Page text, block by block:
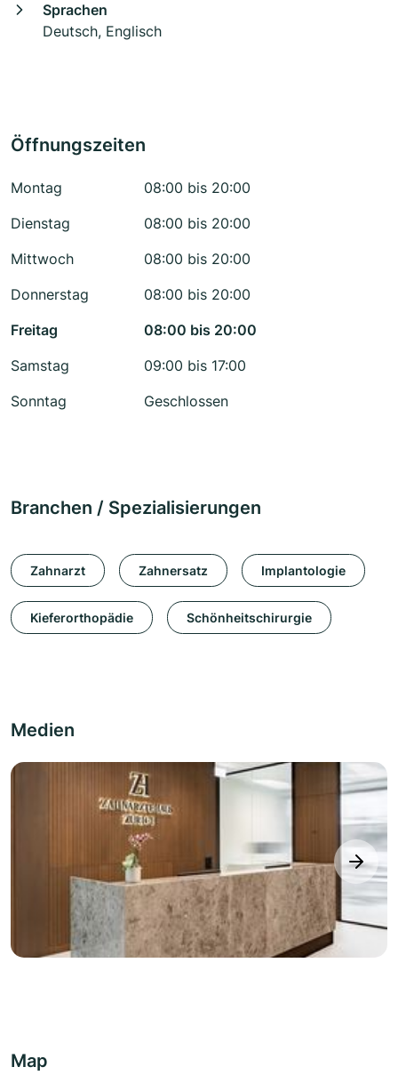
Sprachen
Deutsch, Englisch
Öffnungszeiten
Montag
08:00 bis 20:00
Dienstag
08:00 bis 20:00
Mittwoch
08:00 bis 20:00
Donnerstag
08:00 bis 20:00
Freitag
08:00 bis 20:00
Samstag
09:00 bis 17:00
Sonntag
Geschlossen
Branchen / Spezialisierungen
Zahnarzt Zahnersatz Implantologie
Kieferorthopädie Schönheitschirurgie
Medien
next
Map